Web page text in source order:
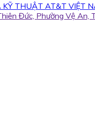
KỸ THUẬT AT&T VIỆT
Đức, Phường Vệ An,